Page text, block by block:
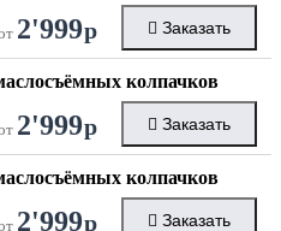
2'999р Заказать
колпачков
2'999р Заказать
колпачков
2'999р Заказать